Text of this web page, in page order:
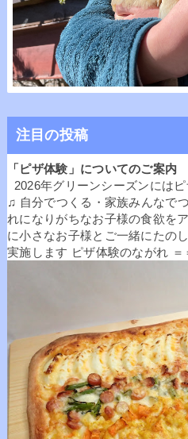
注目の投稿
「ピザ体験」についてのご案内
2026年グリーンシーズンには
♫ 自分でつくる・家族みんなで
れになりがちなお子様の食欲を
に小さなお子様とご一緒にたの
実施します ピザ体験のながれ ＝